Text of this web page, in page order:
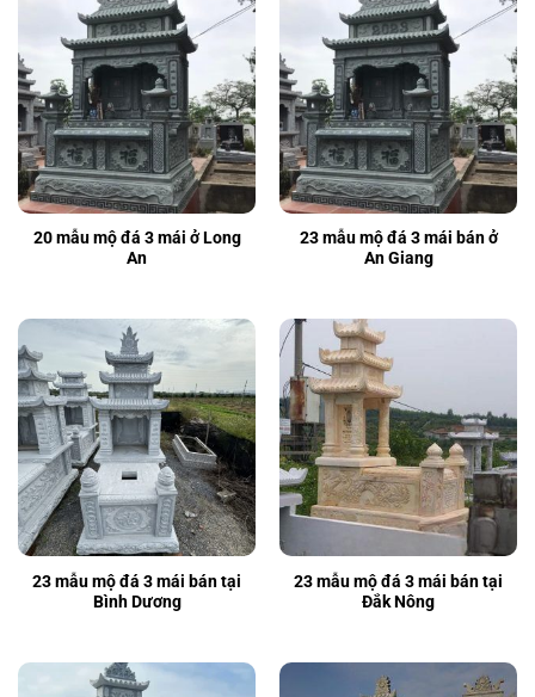
20 mẫu mộ đá 3 mái ở Long
An
23 mẫu mộ đá 3 mái bán ở
An Giang
23 mẫu mộ đá 3 mái bán tại
Bình Dương
23 mẫu mộ đá 3 mái bán tại
Đắk Nông